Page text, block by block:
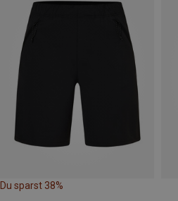
Du sparst 38%